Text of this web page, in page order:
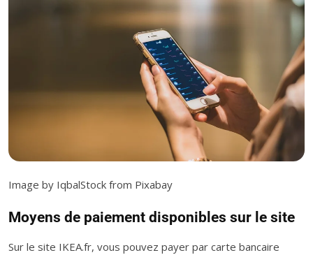
Image by IqbalStock from Pixabay
Moyens de paiement disponibles sur le site
Sur le site IKEA.fr, vous pouvez payer par carte bancaire